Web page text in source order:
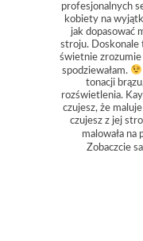
profesjonalnych
kobiety na
jak dopasować
stroju. Doskonale
świetnie
spodziewałam.
tonacji
rozświetlenia.
czujesz, że
czujesz z jej
malowała na
Zobaczcie